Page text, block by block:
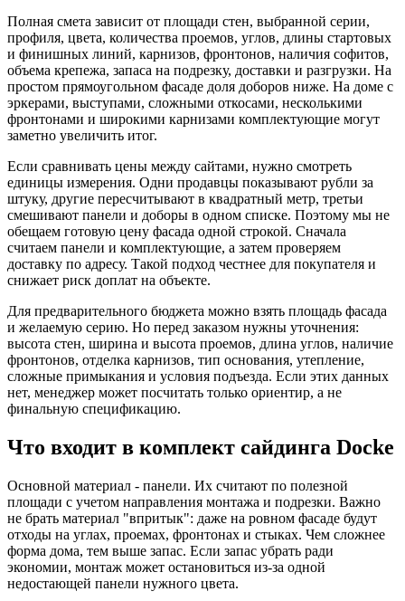
Полная смета зависит от площади стен, выбранной серии,
профиля, цвета, количества проемов, углов, длины стартовых
и финишных линий, карнизов, фронтонов, наличия софитов,
объема крепежа, запаса на подрезку, доставки и разгрузки. На
простом прямоугольном фасаде доля доборов ниже. На доме с
эркерами, выступами, сложными откосами, несколькими
фронтонами и широкими карнизами комплектующие могут
заметно увеличить итог.
Если сравнивать цены между сайтами, нужно смотреть
единицы измерения. Одни продавцы показывают рубли за
штуку, другие пересчитывают в квадратный метр, третьи
смешивают панели и доборы в одном списке. Поэтому мы не
обещаем готовую цену фасада одной строкой. Сначала
считаем панели и комплектующие, а затем проверяем
доставку по адресу. Такой подход честнее для покупателя и
снижает риск доплат на объекте.
Для предварительного бюджета можно взять площадь фасада
и желаемую серию. Но перед заказом нужны уточнения:
высота стен, ширина и высота проемов, длина углов, наличие
фронтонов, отделка карнизов, тип основания, утепление,
сложные примыкания и условия подъезда. Если этих данных
нет, менеджер может посчитать только ориентир, а не
финальную спецификацию.
Что входит в комплект сайдинга Docke
Основной материал - панели. Их считают по полезной
площади с учетом направления монтажа и подрезки. Важно
не брать материал "впритык": даже на ровном фасаде будут
отходы на углах, проемах, фронтонах и стыках. Чем сложнее
форма дома, тем выше запас. Если запас убрать ради
экономии, монтаж может остановиться из-за одной
недостающей панели нужного цвета.